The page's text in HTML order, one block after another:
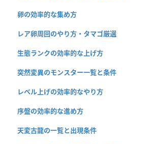
卵の効率的な集め方
レア卵周回のやり方・タマゴ厳選
生態ランクの効率的な上げ方
突然変異のモンスター一覧と条件
レベル上げの効率的なやり方
序盤の効率的な進め方
天変古龍の一覧と出現条件